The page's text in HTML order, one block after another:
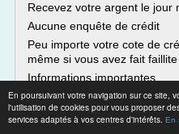
En poursuivant votre navigation sur ce site,
l'utilisation de cookies pour vous proposer
services adaptés à vos centres d'intérêts. En
Recevez votre argent le jour
Aucune enquête de crédit
Peu importe votre cote de
même si vous avez fait faillite
Informations importantes
Modalités
Politique de prêts